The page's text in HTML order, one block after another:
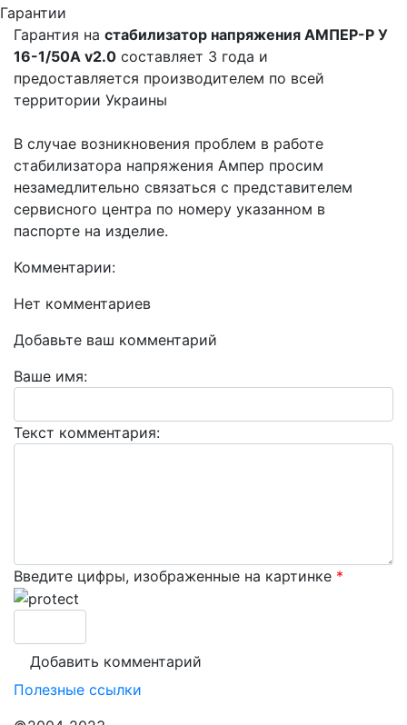
Гарантии
Гарантия на стабилизатор напряжения АМПЕР-P У
16-1/50A v2.0 составляет 3 года и
предоставляется производителем по всей
территории Украины
В случае возникновения проблем в работе
стабилизатора напряжения Ампер просим
незамедлительно связаться с представителем
сервисного центра по номеру указанном в
паспорте на изделие.
Комментарии:
Нет комментариев
Добавьте ваш комментарий
Ваше имя:
Текст комментария:
Введите цифры, изображенные на картинке *
Полезные ссылки